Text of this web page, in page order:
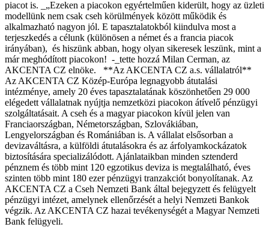
piacot is. _„Ezeken a piacokon egyértelműen kiderült, hogy az üzleti
modellünk nem csak cseh körülmények között működik és
alkalmazható nagyon jól. E tapasztalatokból kiindulva most a
terjeszkedés a célunk (különösen a német és a francia piacok
irányában), és hiszünk abban, hogy olyan sikeresek leszünk, mint a
már meghódított piacokon! -_tette hozzá Milan Cerman, az
AKCENTA CZ elnöke. **Az AKCENTA CZ a.s. vállalatról**
Az AKCENTA CZ Közép-Európa legnagyobb átutalási
intézménye, amely 20 éves tapasztalatának köszönhetően 29 000
elégedett vállalatnak nyújtja nemzetközi piacokon átívelő pénzügyi
szolgáltatásait. A cseh és a magyar piacokon kívül jelen van
Franciaországban, Németországban, Szlovákiában,
Lengyelországban és Romániában is. A vállalat elsősorban a
devizaváltásra, a külföldi átutalásokra és az árfolyamkockázatok
biztosítására specializálódott. Ajánlataikban minden sztenderd
pénznem és több mint 120 egzotikus deviza is megtalálható, éves
szinten több mint 180 ezer pénzügyi tranzakciót bonyolítanak. Az
AKCENTA CZ a Cseh Nemzeti Bank által bejegyzett és felügyelt
pénzügyi intézet, amelynek ellenőrzését a helyi Nemzeti Bankok
végzik. Az AKCENTA CZ hazai tevékenységét a Magyar Nemzeti
Bank felügyeli.